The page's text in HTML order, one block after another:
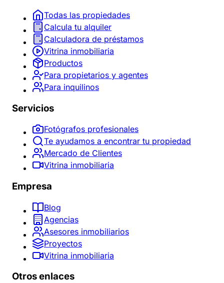
Todas las propiedades
Calcula tu alquiler
Calculadora de préstamos
Vitrina inmobiliaria
Productos
Para propietarios y agentes
Para inquilinos
Servicios
Fotógrafos profesionales
Te ayudamos a encontrar tu propiedad
Mercado de Clientes
Vitrina inmobiliaria
Empresa
Blog
Agencias
Asesores inmobiliarios
Proyectos
Vitrina inmobiliaria
Otros enlaces